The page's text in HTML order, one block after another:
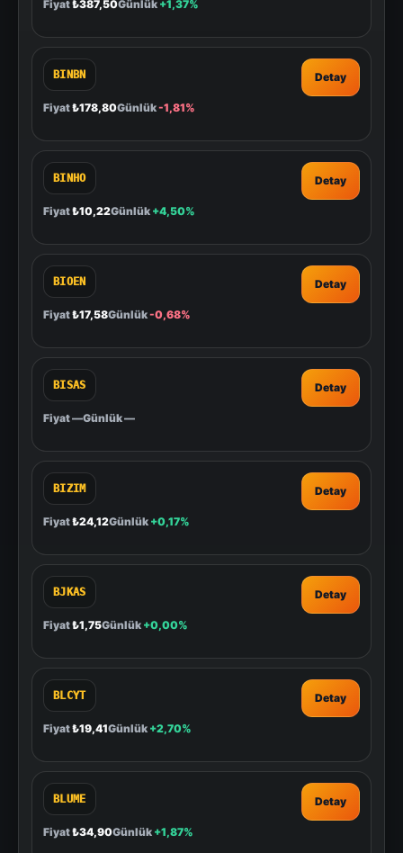
Fiyat₺387,50Günlük +1,37%
BINBN
Fiyat₺178,80Günlük-1,81%
Detay
BINHO
Fiyat₺10,22Günlük +4,50%
Detay
BIOEN
Fiyat₺17,58Günlük-0,68%
Detay
BISAS
Fiyat—Günlük—
Detay
BIZIM
Fiyat₺24,12Günlük +0,17%
Detay
BJKAS
Fiyat₺1,75Günlük +0,00%
Detay
BLCYT
Fiyat₺19,41Günlük +2,70%
Detay
BLUME
Fiyat₺34,90Günlük +1,87%
Detay